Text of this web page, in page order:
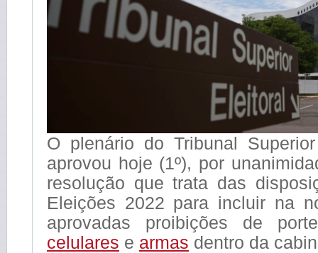
O plenário do Tribunal
aprovou hoje (1º), por
resolução que trata das
Eleições 2022 para incluir na
aprovadas proibições de
celulares e armas dentro da